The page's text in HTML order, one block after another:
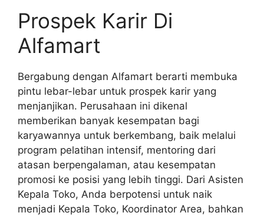
Prospek Karir Di
Alfamart
Bergabung dengan Alfamart berarti membuka
pintu lebar-lebar untuk prospek karir yang
menjanjikan. Perusahaan ini dikenal
memberikan banyak kesempatan bagi
karyawannya untuk berkembang, baik melalui
program pelatihan intensif, mentoring dari
atasan berpengalaman, atau kesempatan
promosi ke posisi yang lebih tinggi. Dari Asisten
Kepala Toko, Anda berpotensi untuk naik
menjadi Kepala Toko, Koordinator Area, bahkan